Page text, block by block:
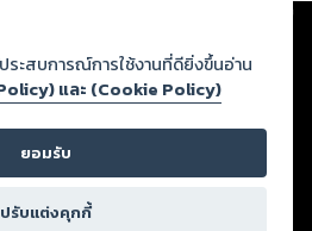
นเว็บไซต์และปรากฏว่าละเมิดสิทธิใน
อขัดต่อกฎหมายและศีลธรรม ดังนั้น ผู้อ่าน
ลั่นกรองด้วยตนเอง และหากท่านพบว่าส่วน
รม กรุณาแจ้งมายังบริษัท เพื่อทีมงานจะได้
ล็อกขอสงวนลิขสิทธิ์ตามพระราชบัญญัติ
ระสบการณ์การใช้งานที่ดียิ่งขึ้นอ่าน
และ (Cookie Policy)
ยอมรับ
ปรับแต่งคุกกี้